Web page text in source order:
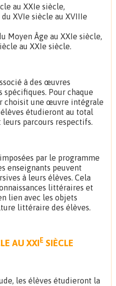
au XXIe siècle,
du XVIe siècle au XVIIIe
Moyen Âge au XXIe siècle,
au XXIe siècle.
à des œuvres
spécifiques. Pour chaque
choisit une œuvre intégrale
élèves étudieront au total
parcours respectifs.
par le programme
enseignants peuvent
à leurs élèves. Cela
littéraires et
lien avec les objets
littéraire des élèves.
AU XXI E SIÈCLE
les élèves étudieront la